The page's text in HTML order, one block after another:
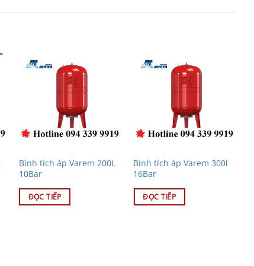
Bình tích áp Varem 200L
10Bar
ĐỌC TIẾP
Bình tích áp Varem 300l
16Bar
ĐỌC TIẾP